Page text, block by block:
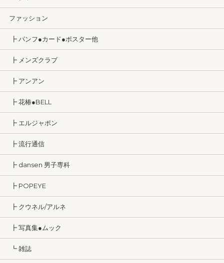
ファッション
┣ パンフ●カード●ポスター他
┣ メンズクラブ
┣ アンアン
┣ 花椿●BELL
┣ エルジャポン
┣ 流行通信
┣ dansen 男子専科
┣ POPEYE
┣ クウネル/アルネ
┣ 写真集●ムック
┗ 雑誌